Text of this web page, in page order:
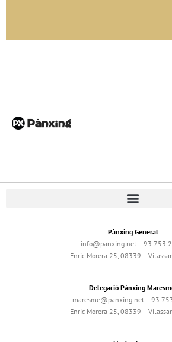
Pànxing General
info@panxing.net – 93 753
Enric Morera 25, 08339 –
Delegació Pànxing
maresme@panxing.net – 93
Enric Morera 25, 08339 –